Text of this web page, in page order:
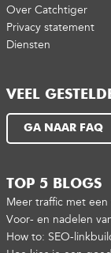
Over Catchtiger
Privacy statement
Diensten
VEEL
GA NAAR FAQ
TOP 5 BLOGS
Meer traffic met
Voor- en nadelen
How to: SEO-